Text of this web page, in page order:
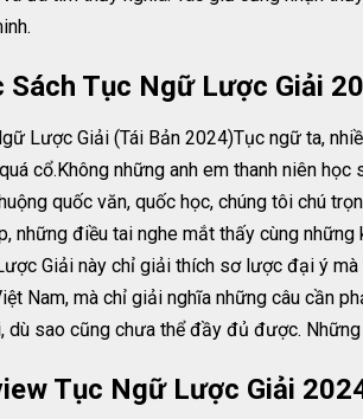
Sách Tục Ngữ Lược Giải
Lược Giải (Tái Bản 2024)Tục ngữ ta,
cổ.Không những anh em thanh niên
quốc văn, quốc học, chúng tôi chú
những điều tai nghe mắt thấy cùng
Giải này chỉ giải thích sơ lược đại ý
Nam, mà chỉ giải nghĩa những câu cần
dù sao cũng chưa thể đầy đủ được.
Tục Ngữ Lược Giải